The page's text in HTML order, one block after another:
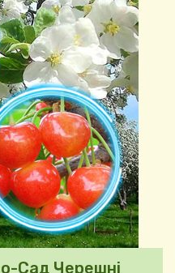
Сад Черешні